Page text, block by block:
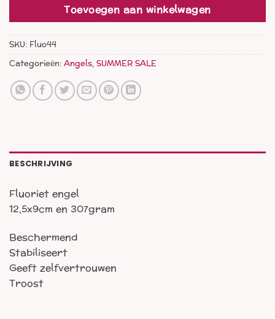
Toevoegen aan winkelwagen
SKU: Fluo44
Categorieën:Angels,SUMMER SALE
BESCHRIJVING
Fluoriet engel
12,5x9cm en 307gram
Beschermend
Stabiliseert
Geeft zelfvertrouwen
Troost